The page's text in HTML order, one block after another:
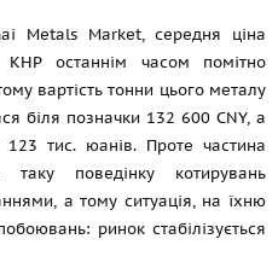
Metals Market, середня ціна
останнім часом помітно
вартість тонни цього металу
біля позначки 132 600 CNY, а
тис. юанів. Проте частина
таку поведінку котирувань
а тому ситуація, на їхню
ринок стабілізується